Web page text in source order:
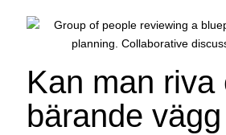
Kan man riva
bärande